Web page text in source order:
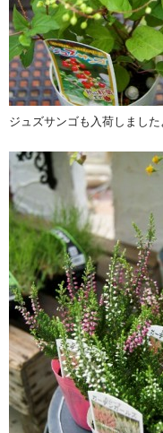
ジュズサンゴも入荷しまし